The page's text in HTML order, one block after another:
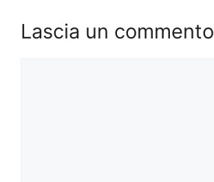
Lascia un commento